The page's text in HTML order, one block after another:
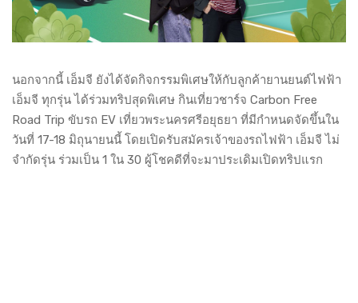
นอกจากนี้ เอ็มจี ยังได้จัดกิจกรรมพิเศษให้กับลูกค้ายานยนต์ไฟฟ้า
เอ็มจี ทุกรุ่น ได้ร่วมทริปสุดพิเศษ กินเที่ยวชาร์จ Carbon Free
Road Trip ขับรถ EV เที่ยวพระนครศรีอยุธยา ที่มีกำหนดจัดขึ้นใน
วันที่ 17-18 มิถุนายนนี้ โดยเปิดรับสมัครเจ้าของรถไฟฟ้า เอ็มจี ไม่
จำกัดรุ่น ร่วมเป็น 1 ใน 30 ผู้โชคดีที่จะมาประเดิมเปิดทริปแรก